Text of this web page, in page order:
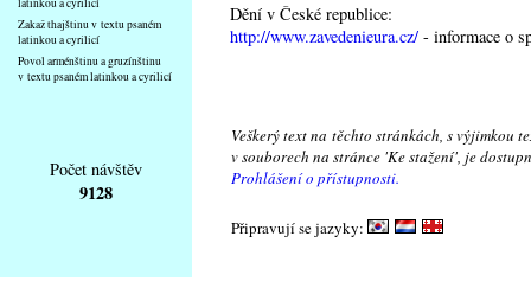
Zakaž thajštinu v textu psaném
latinkou a cyrilicí
Povol arménštinu a gruzínštinu
v textu psaném latinkou a cyrilicí
Dění v České republice:
http://www.zavedenieura.cz/ - informace o
Počet návštěv
9128
Veškerý text na těchto stránkách, s výjimkou
v souborech na stránce 'Ke stažení', je
Prohlášení o přístupnosti.
Připravují se jazyky: